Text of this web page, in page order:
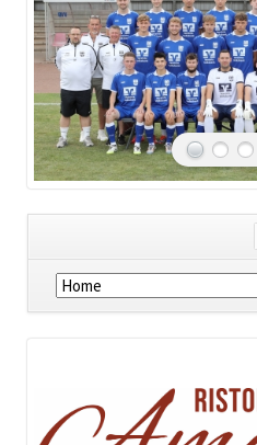
Navigation
überspringen